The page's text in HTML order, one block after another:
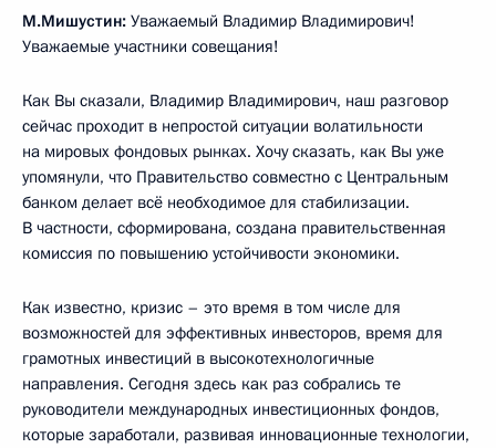
М.Мишустин: Уважаемый Владимир Владимирович!
Уважаемые участники совещания!
Как Вы сказали, Владимир Владимирович, наш разговор
сейчас проходит в непростой ситуации волатильности
на мировых фондовых рынках. Хочу сказать, как Вы уже
упомянули, что Правительство совместно с Центральным
банком делает всё необходимое для стабилизации.
В частности, сформирована, создана правительственная
комиссия по повышению устойчивости экономики.
Как известно, кризис – это время в том числе для
возможностей для эффективных инвесторов, время для
грамотных инвестиций в высокотехнологичные
направления. Сегодня здесь как раз собрались те
руководители международных инвестиционных фондов,
которые заработали, развивая инновационные технологии,